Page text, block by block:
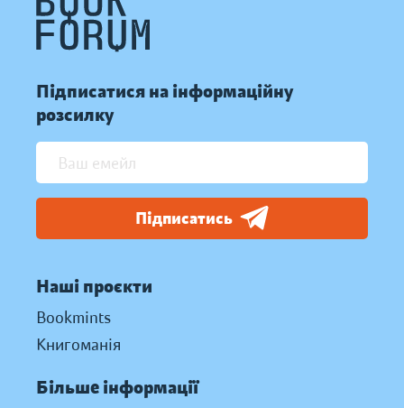
Підписатися на інформаційну
розсилку
Підписатись
Наші проєкти
Bookmints
Книгоманія
Більше інформації